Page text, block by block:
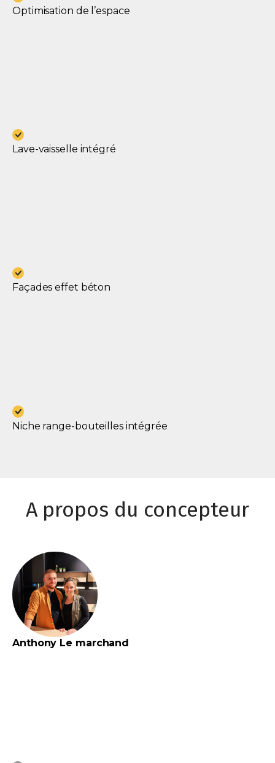
Optimisation de l’espace
Lave-vaisselle intégré
Façades effet béton
Niche range-bouteilles intégrée
A propos du concepteur
Anthony Le marchand